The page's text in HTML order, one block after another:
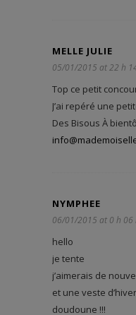
MELLE JULIE
05/01/2015 at 22 h
Top ce petit
J’ai repéré une
Des Bisous À
NYMPHEE
06/01/2015 at 0 h 06
hello
je tente
j’aimerais de
et une veste
doudoune !!!